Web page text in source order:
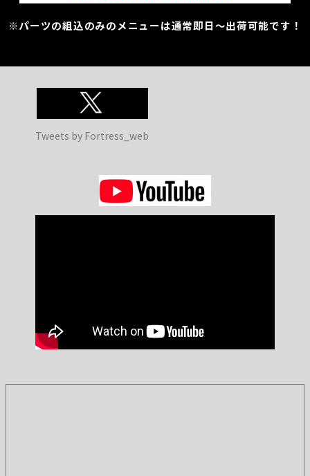
※パーツの組込のみのメニューは通常即日～出荷可能です！
Tweets by Fortress_web